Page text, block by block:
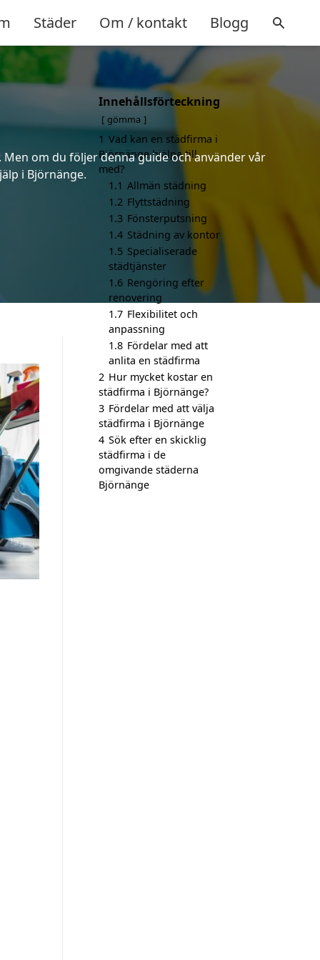
Städer Om / kontakt Blogg
om du följer denna guide och använder vår
i Björnänge.
Innehållsförteckning
gömma
1 Vad kan en städfirma i
Björnänge hjälpa till
med?
1.1 Allmän städning
1.2 Flyttstädning
1.3 Fönsterputsning
1.4 Städning av kontor
1.5 Specialiserade
städtjänster
1.6 Rengöring efter
renovering
1.7 Flexibilitet och
anpassning
1.8 Fördelar med att
anlita en städfirma
2 Hur mycket kostar en
städfirma i Björnänge?
3 Fördelar med att välja
städfirma i Björnänge
4 Sök efter en skicklig
städfirma i de
omgivande städerna
Björnänge